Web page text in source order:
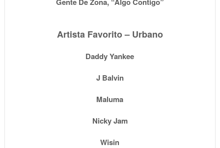
Artista Favorito – Urbano
Daddy Yankee
J Balvin
Maluma
Nicky Jam
Wisin